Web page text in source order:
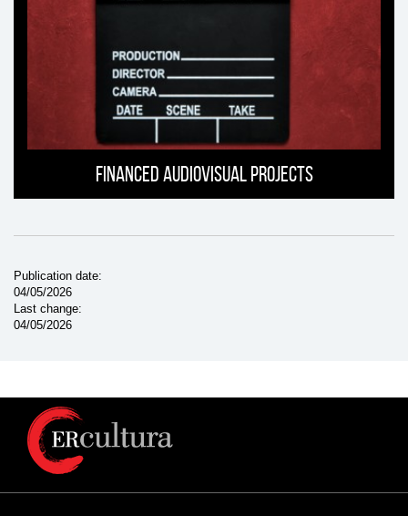
Financed Audiovisual projects
Publication date
04/05/2026
Last change
04/05/2026